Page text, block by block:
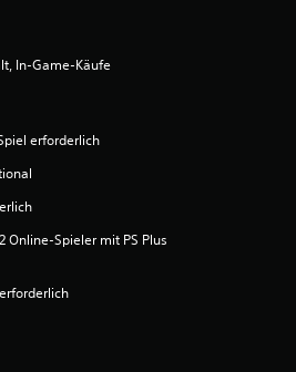
In-Game-Käufe
erforderlich
Online-Spieler mit PS Plus